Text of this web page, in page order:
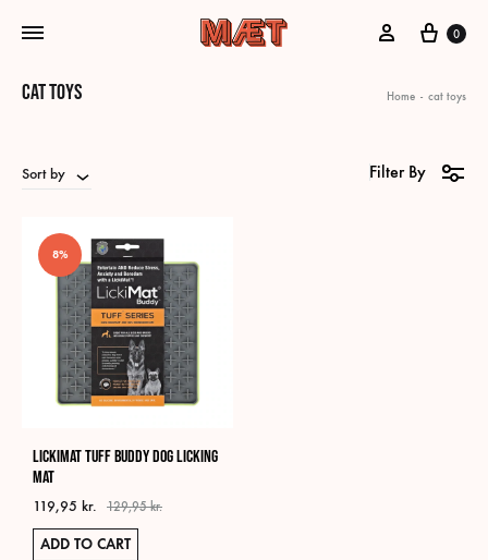
My Account
Cart
0
cat toys Home - cat toys
Sort by Filter By
8%
LickiMat Tuff Buddy dog licking
mat
119,95 kr. 129,95kr.
ADD TO CART